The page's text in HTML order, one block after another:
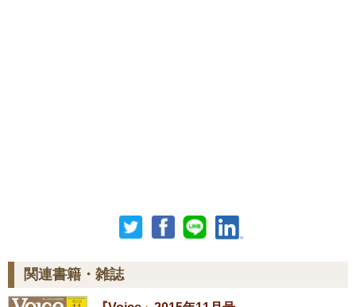
関連書籍・雑誌